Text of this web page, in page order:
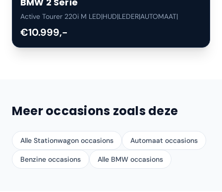
Active Tourer 220i M LED|HUD|LEDER|AUTOMAAT|
€10.999,-
Meer occasions zoals deze
Alle Stationwagon occasions Automaat occasions
Benzine occasions Alle BMW occasions